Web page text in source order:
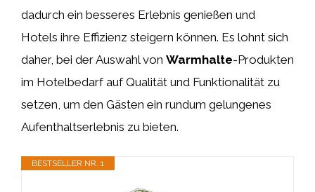
dadurch ein besseres Erlebnis genießen und
Hotels ihre Effizienz steigern können. Es lohnt sich
daher, bei der Auswahl von Warmhalte-Produkten
im Hotelbedarf auf Qualität und Funktionalität zu
setzen, um den Gästen ein rundum gelungenes
Aufenthaltserlebnis zu bieten.
BESTSELLER NR. 1